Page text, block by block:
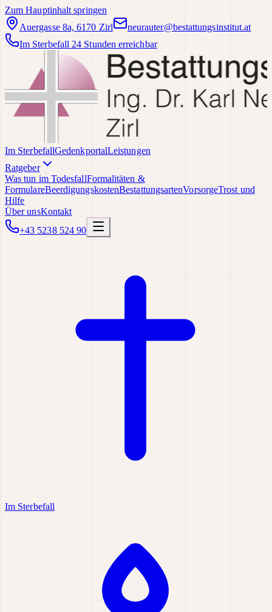
Zum Hauptinhalt springen
Auergasse 8a, 6170 Zirl
neurauter@bestattungsinstitut.at
Im Sterbefall 24 Stunden erreichbar
Im SterbefallGedenkportalLeistungen
Ratgeber
Was tun im TodesfallFormalitäten &
FormulareBeerdigungskostenBestattungsartenVorsorgeTrost und
Hilfe
Über unsKontakt
+43 5238 524 90
Im Sterbefall